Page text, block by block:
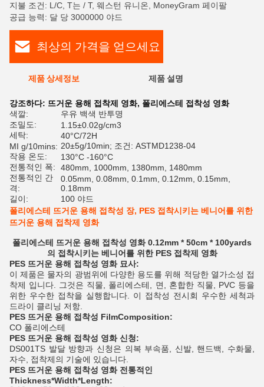
지불 조건: L/C, T는 / T, 웨스턴 유니온, MoneyGram 페이팔
공급 능력: 달 당 3000000 야드
최상의 가격을 얻으세요
제품 상세정보 제품 설명
강조하다: 뜨거운 용해 접착제 영화, 폴리에스테 접착성 영화
색깔:
우유 백색 반투명
조밀도:
1.15±0.02g/cm3
세탁:
40°C/72H
MI g/10mins: 20±5g/10min; 조건: ASTMD1238-04
작용 온도:
130°C -160°C
전통적인 폭:
480mm, 1000mm, 1380mm, 1480mm
전통적인 간
격:
0.05mm, 0.08mm, 0.1mm, 0.12mm, 0.15mm,
0.18mm
길이:
100 야드
폴리에스테 뜨거운 용해 접착성 장, PES 접착시키는 베니어를 위한
뜨거운 용해 접착제 영화
폴리에스테 뜨거운 용해 접착성 영화 0.12mm * 50cm * 100yards
의 접착시키는 베니어를 위한 PES 접착제 영화
PES 뜨거운 용해 접착성 영화 묘사:
이 제품은 물자의 광범위에 다양한 용도를 위해 적당한 열가소성 접
착제 입니다. 그것은 직물, 폴리에스테, 면, 혼합한 직물, PVC 등을
위한 우수한 접착을 실행합니다. 이 접착성 전시회 우수한 세척과
드라이 클리닝 저항.
PES 뜨거운 용해 접착성 FilmComposition:
CO 폴리에스테
PES 뜨거운 용해 접착성 영화신청:
DS001TS 발달 방향과 신청은 의복 부속품, 신발, 핸드백, 수화물,
자수, 접착제의 기술에 있습니다.
PES 뜨거운 용해 접착성 영화 전통적인
Thickness*Width*Length: